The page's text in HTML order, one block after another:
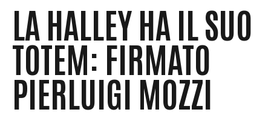
LA HALLEY HA IL SUO
TOTEM: FIRMATO
PIERLUIGI MOZZI